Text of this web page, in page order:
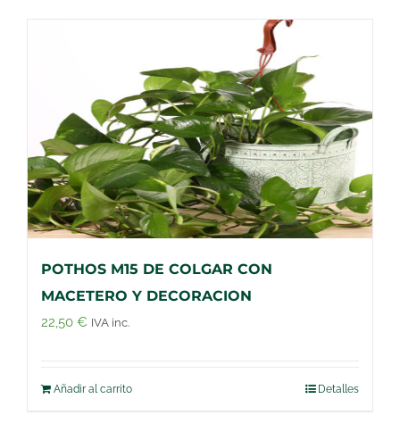
POTHOS M15 DE COLGAR CON
MACETERO Y DECORACION
22,50 € IVA inc.
Añadir al carrito Detalles